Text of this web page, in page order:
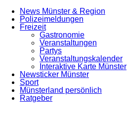
News Münster & Region
Polizeimeldungen
Freizeit
Gastronomie
Veranstaltungen
Partys
Veranstaltungskalender
Interaktive Karte Münster
Newsticker Münster
Sport
Münsterland persönlich
Ratgeber
Anzeige